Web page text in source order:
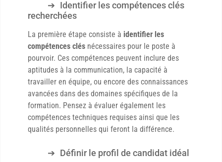
Identifier les compétences clés
recherchées
La première étape consiste à identifier les
compétences clés nécessaires pour le poste à
pourvoir. Ces compétences peuvent inclure des
aptitudes à la communication, la capacité à
travailler en équipe, ou encore des connaissances
avancées dans des domaines spécifiques de la
formation. Pensez à évaluer également les
compétences techniques requises ainsi que les
qualités personnelles qui feront la différence.
Définir le profil de candidat idéal